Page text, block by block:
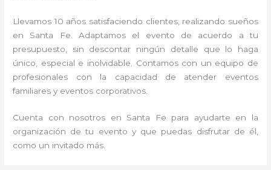
Llevamos 10 años satisfaciendo clientes, realizando sueños
en Santa Fe. Adaptamos el evento de acuerdo a tu
presupuesto, sin descontar ningún detalle que lo haga
único, especial e inolvidable. Contamos con un equipo de
profesionales con la capacidad de atender eventos
familiares y eventos corporativos.
Cuenta con nosotros en Santa Fe para ayudarte en la
organización de tu evento y que puedas disfrutar de él,
como un invitado más.